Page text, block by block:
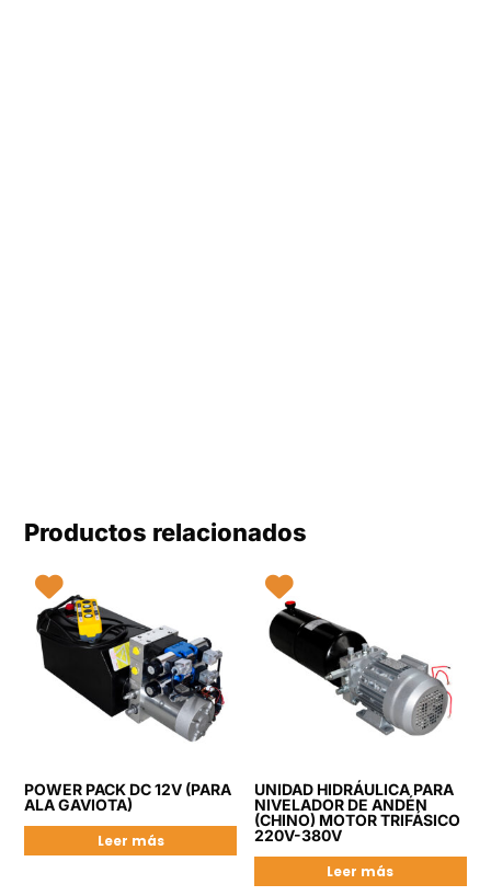
Productos relacionados
POWER PACK DC 12V (PARA
ALA GAVIOTA)
Leer más
UNIDAD HIDRÁULICA PARA
NIVELADOR DE ANDÉN
(CHINO) MOTOR TRIFÁSICO
220V-380V
Leer más